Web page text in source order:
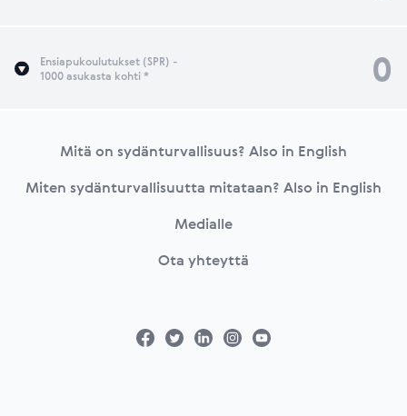
Ensiapukoulutukset (SPR) -
1000 asukasta kohti *
0
Mitä on sydänturvallisuus? Also in English
Miten sydänturvallisuutta mitataan? Also in English
Medialle
Ota yhteyttä